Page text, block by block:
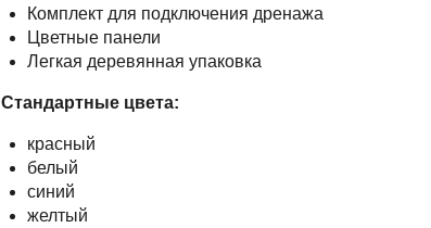
Комплект для подключения дренажа
Цветные панели
Легкая деревянная упаковка
Стандартные цвета:
красный
белый
синий
желтый